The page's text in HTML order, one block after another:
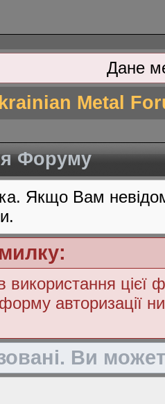
Дане
Metal
Форуму
Якщо Вам
цієї
авторизації
Ви